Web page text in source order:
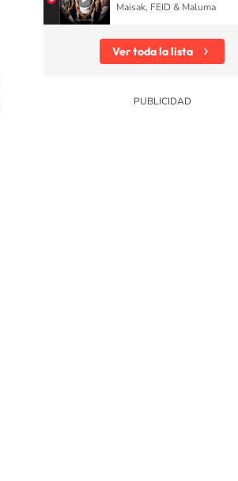
Maisak, FEID & Maluma
Ver toda la lista